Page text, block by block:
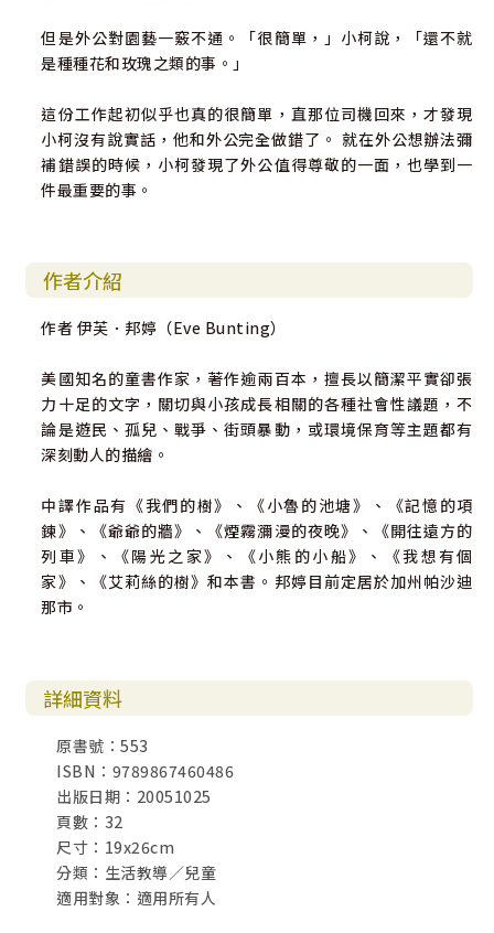
但是外公對園藝一竅不通。「很簡單，」小柯說，「還不就
是種種花和玫瑰之類的事。」
這份工作起初似乎也真的很簡單，直那位司機回來，才發現
小柯沒有說實話，他和外公完全做錯了。 就在外公想辦法彌
補錯誤的時候，小柯發現了外公值得尊敬的一面，也學到一
件最重要的事。
作者介紹
作者 伊芙．邦婷（Eve Bunting）
美國知名的童書作家，著作逾兩百本，擅長以簡潔平實卻張
力十足的文字，關切與小孩成長相關的各種社會性議題，不
論是遊民、孤兒、戰爭、街頭暴動，或環境保育等主題都有
深刻動人的描繪。
中譯作品有《我們的樹》、《小魯的池塘》、《記憶的項
鍊》、《爺爺的牆》、《煙霧瀰漫的夜晚》、《開往遠方的
列車》、《陽光之家》、《小熊的小船》、《我想有個
家》、《艾莉絲的樹》和本書。邦婷目前定居於加州帕沙迪
那市。
詳細資料
原書號：553
ISBN：9789867460486
出版日期：20051025
頁數：32
尺寸：19x26cm
分類：生活教導／兒童
適用對象：適用所有人